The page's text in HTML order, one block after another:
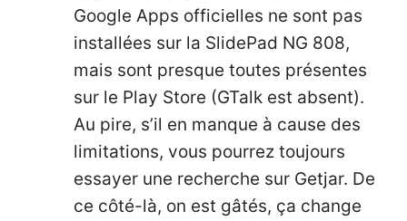
Google Apps officielles ne sont pas
installées sur la SlidePad NG 808,
mais sont presque toutes présentes
sur le Play Store (GTalk est absent).
Au pire, s’il en manque à cause des
limitations, vous pourrez toujours
essayer une recherche sur Getjar. De
ce côté-là, on est gâtés, ça change